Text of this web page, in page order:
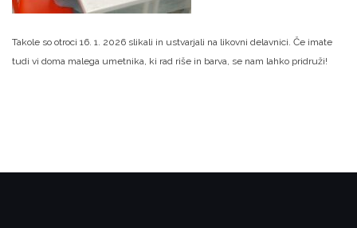
Takole so otroci 16. 1. 2026 slikali in ustvarjali na likovni delavnici. Če imate
tudi vi doma malega umetnika, ki rad riše in barva, se nam lahko pridruži!